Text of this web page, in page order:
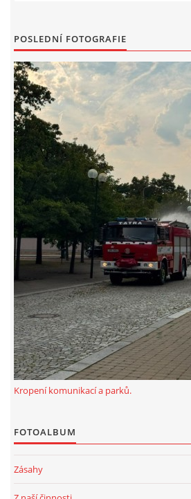
záznamník/fax.377443505
© 2026 eStránky.cz | |
Nahoru ↑
POSLEDNÍ FOTOGRAFIE
Kropení komunikací a parků.
FOTOALBUM
Zásahy